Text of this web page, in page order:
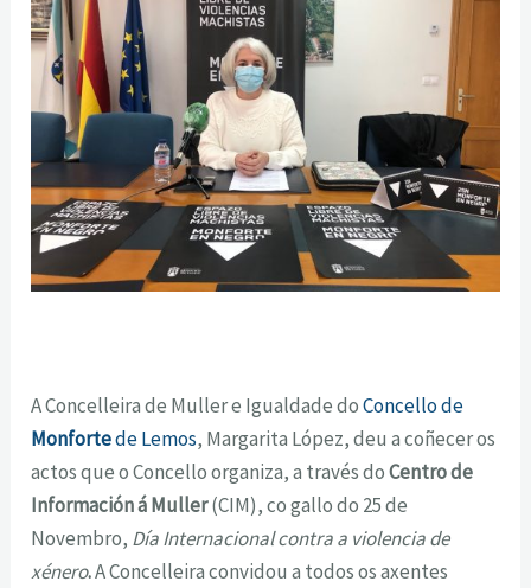
A Concelleira de Muller e Igualdade doConcello de
Monfortede Lemos, Margarita López, deu a coñecer os
actos que o Concello organiza, a través doCentro de
Información á Muller(CIM), co gallo do 25 de
Novembro, Día Internacional contra a violencia de
xénero.A Concelleira convidou a todos os axentes